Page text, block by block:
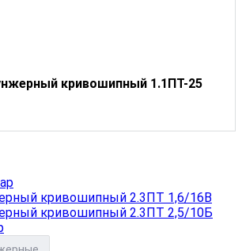
кривошипный 1.1ПТ-25
кривошипный 2.3ПТ 1,6/16В
кривошипный 2.3ПТ 2,5/10Б